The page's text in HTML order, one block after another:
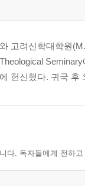
고려신학대학원
헌신했다. 귀국
다. 독자들에게 전하